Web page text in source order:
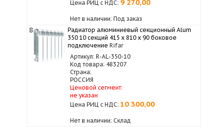
Цена РИЦ с НДС: 9 270,00
Нет в наличии: Под заказ
8
Радиатор алюминиевый секционный Alum
350 10 секций 415 x 810 x 90 боковое
подключение Rifar
Артикул: R-AL-350-10
Код товара: 483207
Страна:
РОССИЯ
Ценовой сегмент:
не указан
Цена РИЦ с НДС: 10 300,00
Нет в наличии: Склад